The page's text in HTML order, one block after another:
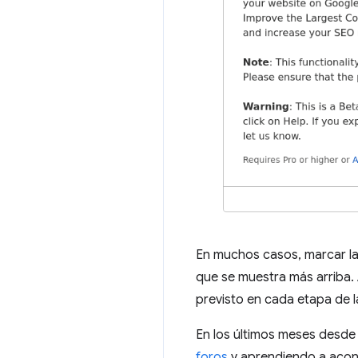
En muchos casos, marcar
que se muestra más
previsto en cada etapa de
En los últimos meses